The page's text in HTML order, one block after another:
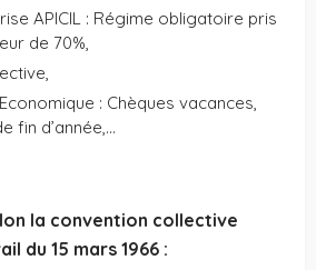
APICIL : Régime obligatoire pris
de 70%,
: Chèques vacances,
fin d’année,…
la convention collective
du 15 mars 1966 :